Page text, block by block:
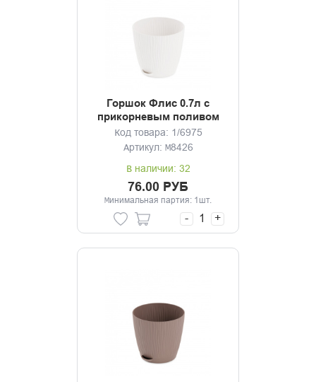
Горшок Флис 0.7л с
прикорневым поливом
белый
Код товара: 1/6975
Артикул: М8426
В наличии: 32
76.00 РУБ
Минимальная партия: 1шт.
- +